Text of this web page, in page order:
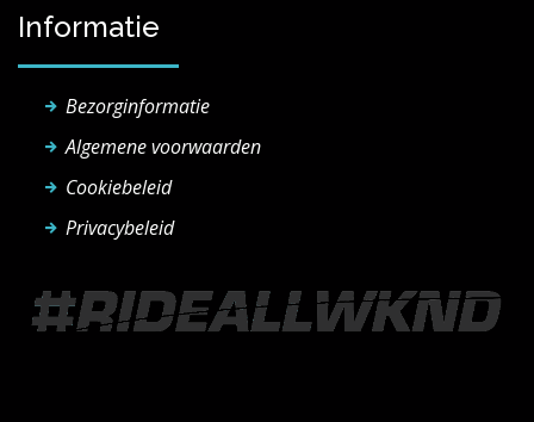
Informatie
Bezorginformatie
Algemene voorwaarden
Cookiebeleid
Privacybeleid